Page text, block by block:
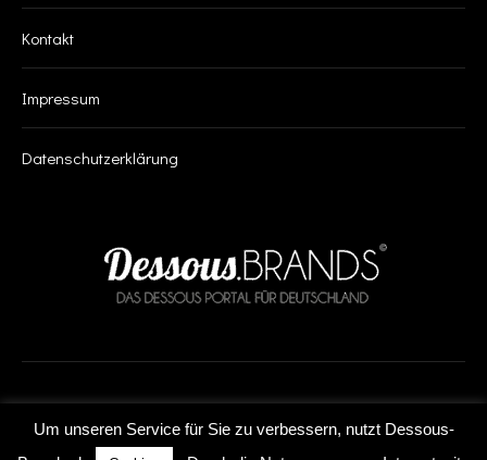
Kontakt
Impressum
Datenschutzerklärung
SUCHE
Um unseren Service für Sie zu verbessern, nutzt Dessous-